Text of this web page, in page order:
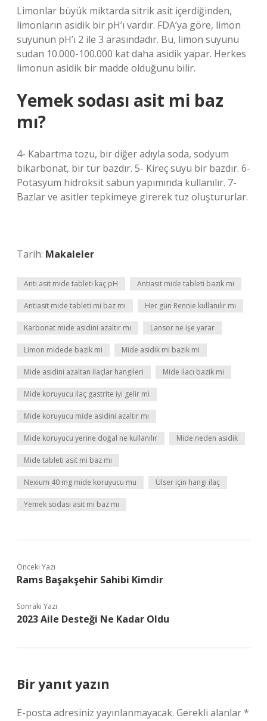
Limonlar büyük miktarda sitrik asit içerdiğinden,
limonların asidik bir pH’ı vardır. FDA’ya göre, limon
suyunun pH’ı 2 ile 3 arasındadır. Bu, limon suyunu
sudan 10.000-100.000 kat daha asidik yapar. Herkes
limonun asidik bir madde olduğunu bilir.
Yemek sodası asit mi baz
mı?
4- Kabartma tozu, bir diğer adıyla soda, sodyum
bikarbonat, bir tür bazdır. 5- Kireç suyu bir bazdır. 6-
Potasyum hidroksit sabun yapımında kullanılır. 7-
Bazlar ve asitler tepkimeye girerek tuz oluştururlar.
Tarih: Makaleler
Anti asit mide tableti kaç pH Antiasit mide tableti bazik mi
Antiasit mide tableti mi baz mı Her gün Rennie kullanılır mı
Karbonat mide asidini azaltır mı Lansor ne işe yarar
Limon midede bazik mi Mide asidik mi bazik mi
Mide asidini azaltan ilaçlar hangileri Mide ilacı bazik mi
Mide koruyucu ilaç gastrite iyi gelir mi
Mide koruyucu mide asidini azaltır mı
Mide koruyucu yerine doğal ne kullanılır Mide neden asidik
Mide tableti asit mi baz mı
Nexium 40 mg mide koruyucu mu Ülser için hangi ilaç
Yemek sodası asit mi baz mı
Önceki Yazı
Rams Başakşehir Sahibi Kimdir
Sonraki Yazı
2023 Aile Desteği Ne Kadar Oldu
Bir yanıt yazın
E-posta adresiniz yayınlanmayacak. Gerekli alanlar*